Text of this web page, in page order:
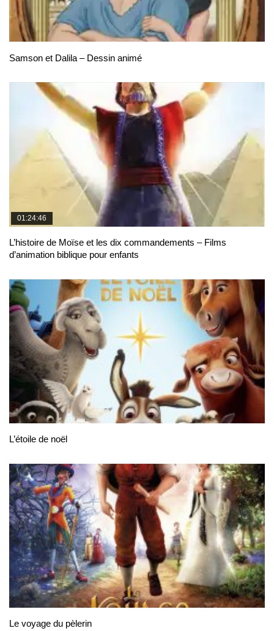
Samson et Dalila – Dessin animé
01:24:46
L’histoire de Moïse et les dix commandements – Films
d’animation biblique pour enfants
L’étoile de noël
Le voyage du pèlerin